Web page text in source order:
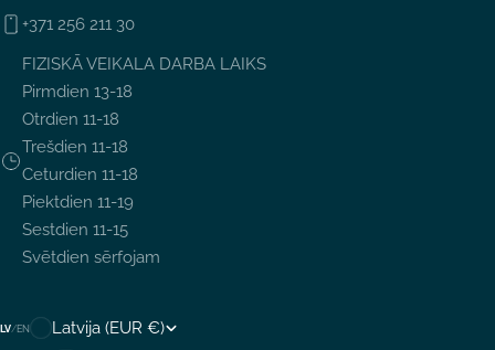
+371 256 211 30
FIZISKĀ VEIKALA DARBA LAIKS
Pirmdien 13-18
Otrdien 11-18
Trešdien 11-18
Ceturdien 11-18
Piektdien 11-19
Sestdien 11-15
Svētdien sērfojam
LV/EN V
Latvija (EUR €)